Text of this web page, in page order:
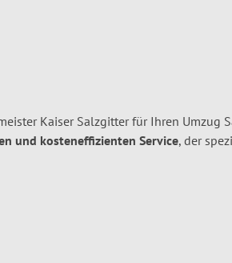
Kaiser Salzgitter für Ihren Umzug
und kosteneffizienten Service, der